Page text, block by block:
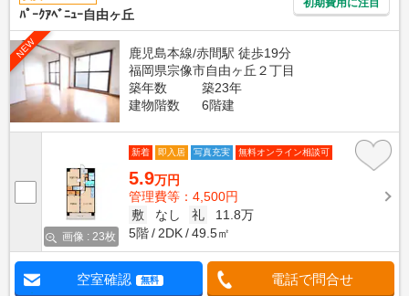
ﾊﾟｰｸｱﾍﾞﾆｭｰ自由ヶ丘
NEW
鹿児島本線/赤間駅 徒歩19分
福岡県宗像市自由ヶ丘２丁目
築年数
築23年
建物階数
6階建
画像 : 23枚
新着 即入居 写真充実 無料オンライン相談可
5.9万円
管理費等：4,500円
敷
なし 礼
11.8万
5階
2DK 49.5㎡
空室確認 無料 電話で問合せ